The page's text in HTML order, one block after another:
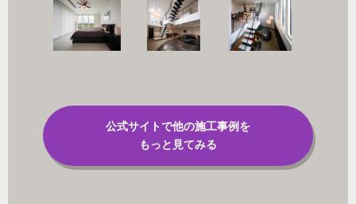
公式サイトで他の施工事例を
もっと見てみる